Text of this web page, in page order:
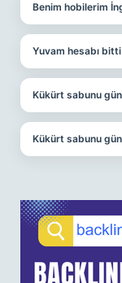
Benim hobilerim
Yuvam hesabı
Kükürt sabunu
Kükürt sabunu